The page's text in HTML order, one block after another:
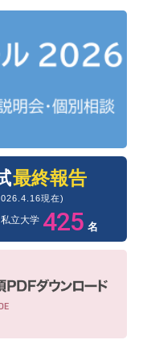
最終報告
現在)
私立大学 425 名